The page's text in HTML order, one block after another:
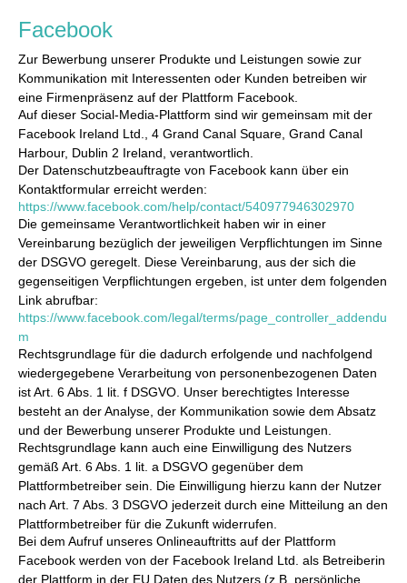
Facebook
Zur Bewerbung unserer Produkte und Leistungen sowie zur
Kommunikation mit Interessenten oder Kunden betreiben wir
eine Firmenpräsenz auf der Plattform Facebook.
Auf dieser Social-Media-Plattform sind wir gemeinsam mit der
Facebook Ireland Ltd., 4 Grand Canal Square, Grand Canal
Harbour, Dublin 2 Ireland, verantwortlich.
Der Datenschutzbeauftragte von Facebook kann über ein
Kontaktformular erreicht werden:
https://www.facebook.com/help/contact/540977946302970
Die gemeinsame Verantwortlichkeit haben wir in einer
Vereinbarung bezüglich der jeweiligen Verpflichtungen im Sinne
der DSGVO geregelt. Diese Vereinbarung, aus der sich die
gegenseitigen Verpflichtungen ergeben, ist unter dem folgenden
Link abrufbar:
https://www.facebook.com/legal/terms/page_controller_addendu
m
Rechtsgrundlage für die dadurch erfolgende und nachfolgend
wiedergegebene Verarbeitung von personenbezogenen Daten
ist Art. 6 Abs. 1 lit. f DSGVO. Unser berechtigtes Interesse
besteht an der Analyse, der Kommunikation sowie dem Absatz
und der Bewerbung unserer Produkte und Leistungen.
Rechtsgrundlage kann auch eine Einwilligung des Nutzers
gemäß Art. 6 Abs. 1 lit. a DSGVO gegenüber dem
Plattformbetreiber sein. Die Einwilligung hierzu kann der Nutzer
nach Art. 7 Abs. 3 DSGVO jederzeit durch eine Mitteilung an den
Plattformbetreiber für die Zukunft widerrufen.
Bei dem Aufruf unseres Onlineauftritts auf der Plattform
Facebook werden von der Facebook Ireland Ltd. als Betreiberin
der Plattform in der EU Daten des Nutzers (z.B. persönliche